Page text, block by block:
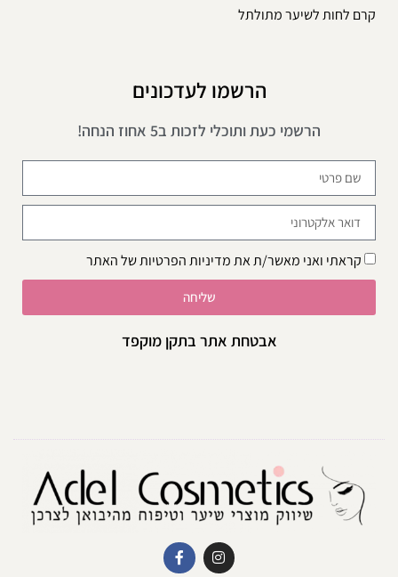
קרם לחות לשיער מתולתל
הרשמו לעדכונים
הרשמי כעת ותוכלי לזכות ב5 אחוז הנחה!
קראתי ואני מאשר/ת אתמדיניות הפרטיותשל האתר
שליחה
אבטחת אתר בתקן מוקפד